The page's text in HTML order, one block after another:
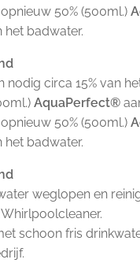
50% (500ml.)
het badwater.
nodig circa 15% van
AquaPerfect®
50% (500ml.)
het badwater.
weglopen en
schoon fris